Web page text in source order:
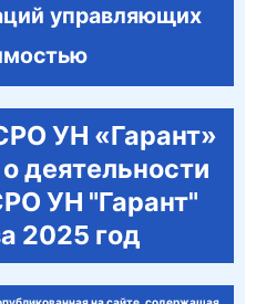
управляющих
деятельности
УН "Гарант"
2025 год